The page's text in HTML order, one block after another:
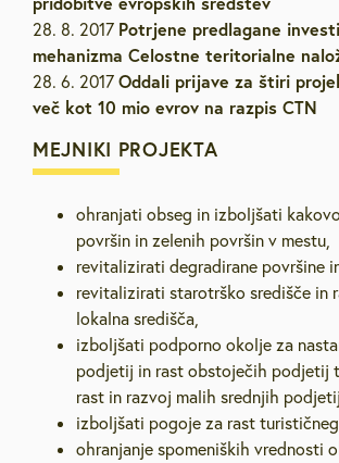
28. 8. 2017 Potrjene predlagane
mehanizma Celostne teritorialne
28. 6. 2017 Oddali prijave za štiri
več kot 10 mio evrov na razpis CTN
MEJNIKI PROJEKTA
ohranjati obseg in izboljšati
površin in zelenih površin v mestu,
revitalizirati degradirane površine
revitalizirati starotrško središče in
lokalna središča,
izboljšati podporno okolje za
podjetij in rast obstoječih podjetij
rast in razvoj malih srednjih
izboljšati pogoje za rast
ohranjanje spomeniških vrednosti